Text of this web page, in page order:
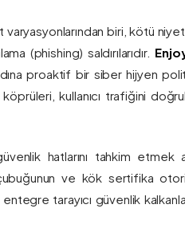
varyasyonlarından biri, kötü
(phishing) saldırılarıdır.
proaktif bir siber hijyen
kullanıcı trafiğini
hatlarını tahkim etmek
ve kök sertifika
tarayıcı güvenlik